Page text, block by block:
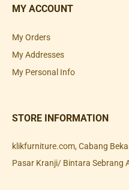
MY ACCOUNT
My Orders
My Addresses
My Personal Info
STORE INFORMATION
klikfurniture.com, Cabang
Pasar Kranji/ Bintara Sebrang